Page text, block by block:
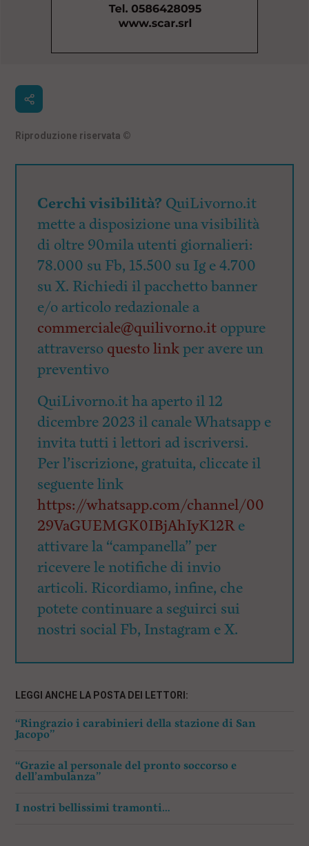
Riproduzione riservata ©
Cerchi visibilità? QuiLivorno.it
mette a disposizione una visibilità
di oltre 90mila utenti giornalieri:
78.000 su Fb, 15.500 su Ig e 4.700
su X. Richiedi il pacchetto banner
e/o articolo redazionale a
commerciale@quilivorno.it oppure
attraverso questo linkper avere un
preventivo
QuiLivorno.it ha aperto il 12
dicembre 2023 il canale Whatsapp e
invita tutti i lettori ad iscriversi.
Per l’iscrizione, gratuita, cliccate il
seguente link
https://whatsapp.com/channel/00
29VaGUEMGK0IBjAhIyK12Re
attivare la “campanella” per
ricevere le notifiche di invio
articoli. Ricordiamo, infine, che
potete continuare a seguirci sui
nostri social Fb, Instagram e X.
LEGGI ANCHE LA POSTA DEI LETTORI:
“Ringrazio i carabinieri della stazione di San
Jacopo”
“Grazie al personale del pronto soccorso e
dell’ambulanza”
I nostri bellissimi tramonti…